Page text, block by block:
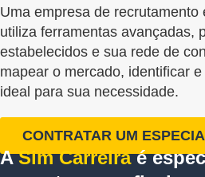
Uma empresa de recrutamento
utiliza ferramentas avançadas,
estabelecidos e sua rede de
mapear o mercado, identificar
ideal para sua necessidade.
CONTRATAR UM
ASim Carreiraé